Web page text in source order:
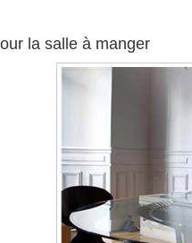
la salle à manger